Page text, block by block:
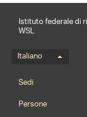
Istituto federale di
WSL
Menu
Italiano
Sedi
Persone